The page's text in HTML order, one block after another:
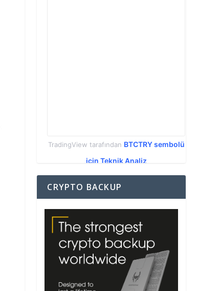
TradingView tarafından BTCTRY sembolü
için Teknik Analiz
CRYPTO BACKUP